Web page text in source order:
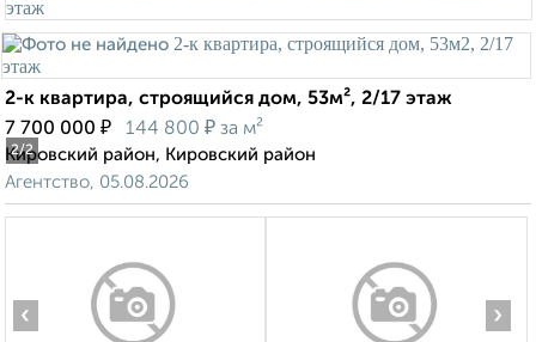
2/2
2-к квартира, строящийся дом, 53м², 2/17 этаж
7 700 000 ₽ 144 800 ₽ за м²
Кировский район, Кировский район
Агентство, 05.08.2026
‹ ›